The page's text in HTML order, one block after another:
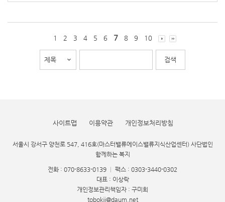
1 2 3 4 5 6 7 8 9 10
사이트맵 이용약관 개인정보처리방침
서울시 강서구 양천로 547, 416호(마스터밸류에이스밸류지식산업센터) 사단법인
함께하는 복지
전화 : 070-8633-0139
팩스 : 0303-3440-0302
대표 : 이상락
개인정보관리책임자 : 구미희
tobokji@daum.net